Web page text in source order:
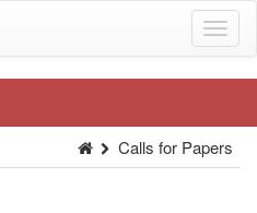
Calls for Papers